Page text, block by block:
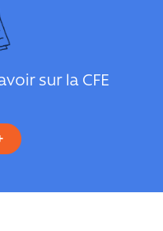
sur la CFE